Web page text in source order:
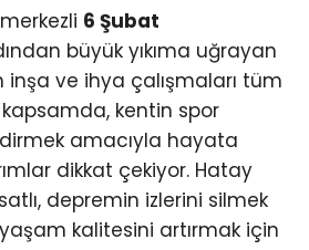
6 Şubat
büyük yıkıma uğrayan
inşa ve ihya çalışmaları tüm
kapsamda, kentin spor
amacıyla hayata
dikkat çekiyor. Hatay
depremin izlerini silmek
kalitesini artırmak için